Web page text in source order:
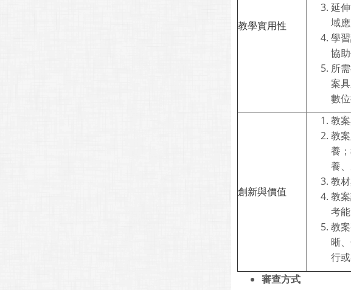
教學實用性
延
域應
學
協
所
案
數位
創新與價值
教
教
養
養、
教
教
考
教
晰
行或
審查方式